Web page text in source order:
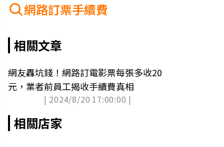
網路訂票手續費
相關文章
網友轟坑錢！網路訂電影票每張多收20
元，業者前員工揭收手續費真相
| 2024/8/20 17:00:00 |
相關店家